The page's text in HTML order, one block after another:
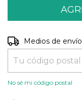
Entregas para el CP:
Medios de envío
No sé mi código postal